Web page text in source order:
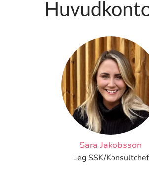
Sara Jakobsson
Leg SSK/Konsultchef